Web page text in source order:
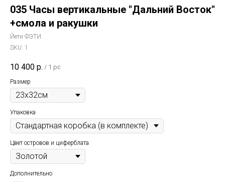
035 Часы вертикальные "Дальний Восток"
+смола и ракушки
Йети ФЭТИ
SKU: 1
10 400 р. / 1 pc
Размер
Упаковка
Цвет островов и циферблата
Дополнительно